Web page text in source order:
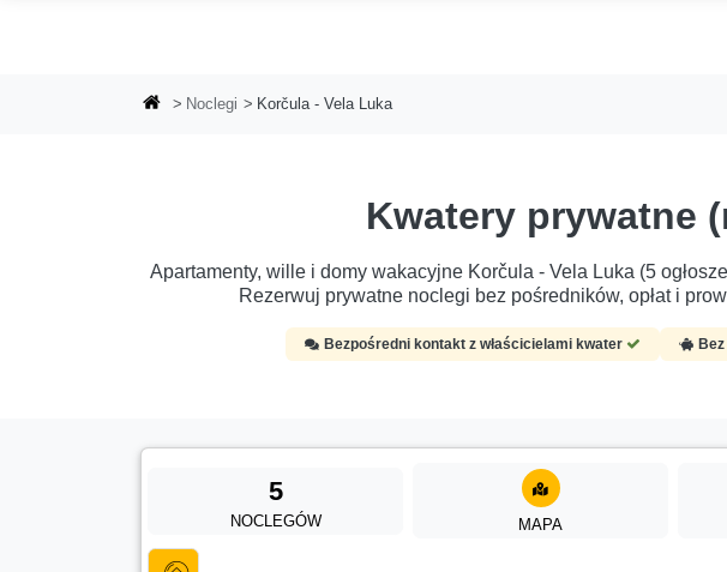
Noclegi Korčula - Vela Luka
Kwatery prywatne
Apartamenty, wille i domy wakacyjne Korčula - Vela Luka (5
Rezerwuj prywatne noclegi bez pośredników, opłat i
Bezpośredni kontakt z właścicielami kwater
5
NOCLEGÓW MAPA